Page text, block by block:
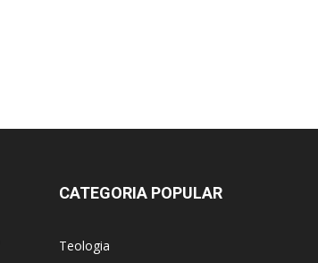
CATEGORIA POPULAR
Teologia